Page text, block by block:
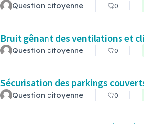
Question citoyenne 0
Bruit gênant des ventilations et
Question citoyenne 0
Sécurisation des parkings
Question citoyenne 0